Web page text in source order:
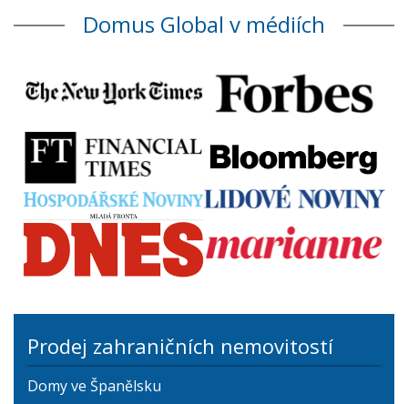
Domus Global v médiích
Prodej zahraničních nemovitostí
Domy ve Španělsku